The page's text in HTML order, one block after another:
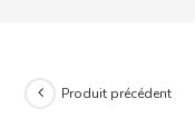
Produit précédent